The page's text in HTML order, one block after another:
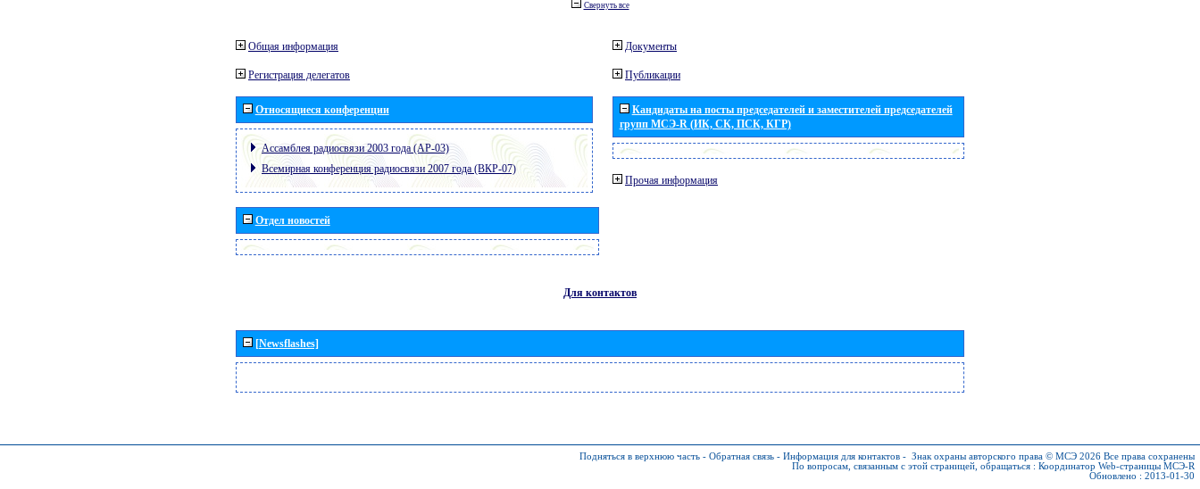
Свернуть все
Общая информация
Регистрация делегатов
Относящиеся конференции
Ассамблея радиосвязи 2003 года (АР-03)
Всемирная конференция радиосвязи 2007 года (ВКР-07)
Отдел новостей
Документы
Публикации
Кандидаты на посты председателей и заместителей председателей
групп МСЭ-R (ИК, СК, ПСК, КГР)
Прочая информация
Для контактов
[Newsflashes]
Подняться в верхнюю часть - Обратная связь - Информация для контактов - Знак охраны авторского права © МСЭ 2026 Все права сохранены
По вопросам, связанным с этой страницей, обращаться : Координатор Web-страницы МСЭ-R
Обновлено : 2013-01-30